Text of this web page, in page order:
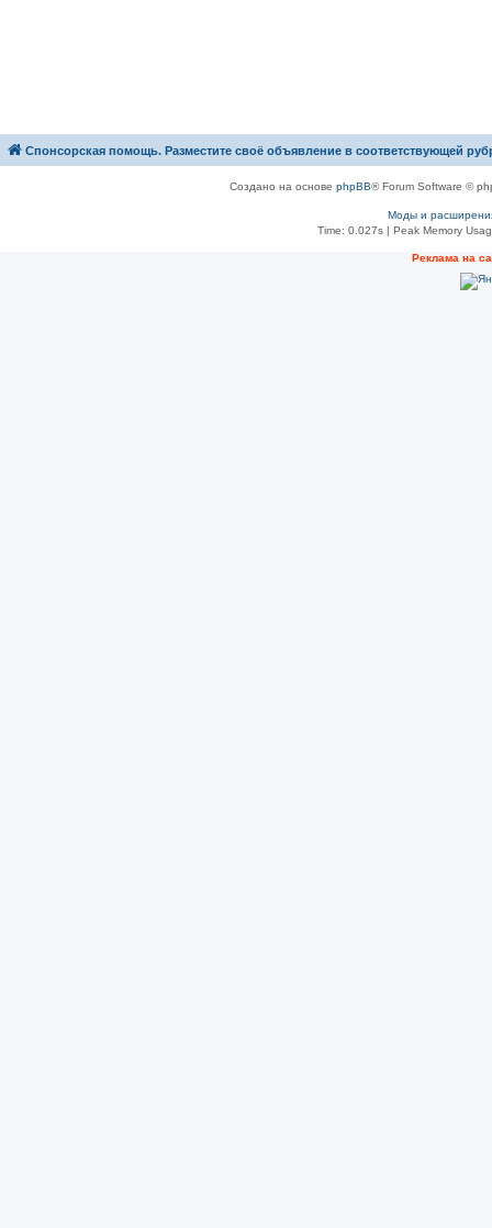
Спонсорская помощь. Разместите своё объявление в соответствующей
Создано на основе phpBB® Forum Software ©
Моды и
Time: 0.027s| Peak Memory
Рeклама на